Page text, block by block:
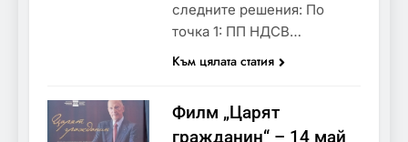
следните решения: По
точка 1: ПП НДСВ…
Към цялата статия
Филм „Царят
гражданин“ – 14 май